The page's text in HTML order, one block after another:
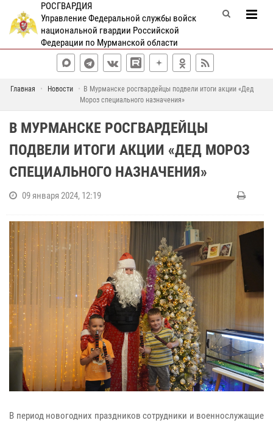
РОСГВАРДИЯ
Управление Федеральной службы войск
национальной гвардии Российской
Федерации по Мурманской области
Главная Новости
В Мурманске росгвардейцы подвели итоги акции «Дед
Мороз специального назначения»
В МУРМАНСКЕ РОСГВАРДЕЙЦЫ
ПОДВЕЛИ ИТОГИ АКЦИИ «ДЕД МОРОЗ
СПЕЦИАЛЬНОГО НАЗНАЧЕНИЯ»
09 января 2024, 12:19
В период новогодних праздников сотрудники и военнослужащие